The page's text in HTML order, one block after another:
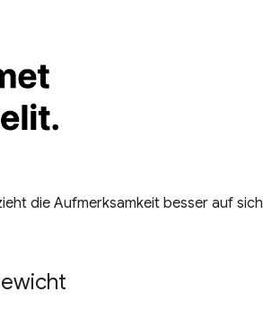
die Aufmerksamkeit besser auf sich